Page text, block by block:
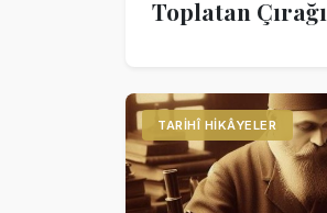
Toplatan Çırağı
TARIHÎ HIKÂYELER